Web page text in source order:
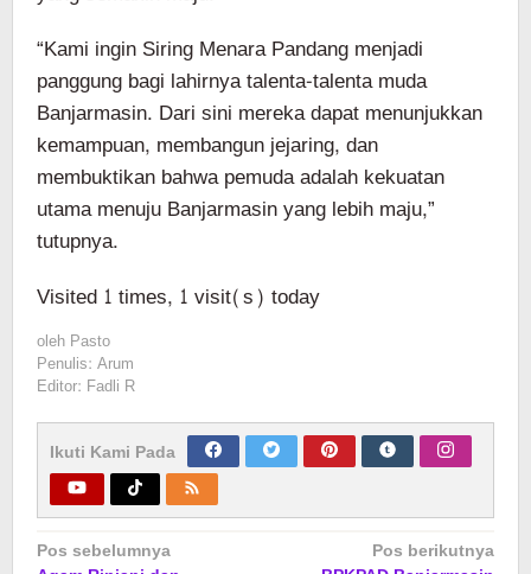
“Kami ingin Siring Menara Pandang menjadi
panggung bagi lahirnya talenta-talenta muda
Banjarmasin. Dari sini mereka dapat menunjukkan
kemampuan, membangun jejaring, dan
membuktikan bahwa pemuda adalah kekuatan
utama menuju Banjarmasin yang lebih maju,”
tutupnya.
Visited 1 times, 1 visit(s) today
oleh Pasto
Penulis: Arum
Editor: Fadli R
Ikuti Kami Pada
Navigasi
Pos sebelumnya
Pos berikutnya